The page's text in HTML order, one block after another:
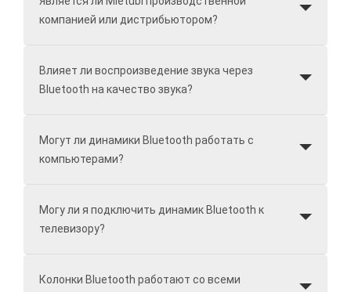
компанией или дистрибьютором?
Влияет ли воспроизведение звука через
Bluetooth на качество звука?
Могут ли динамики Bluetooth работать с
компьютерами?
Могу ли я подключить динамик Bluetooth к
телевизору?
Колонки Bluetooth работают со всеми